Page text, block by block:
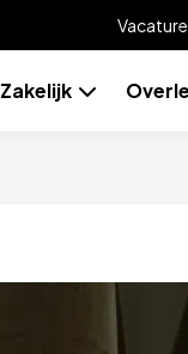
Zakelijk